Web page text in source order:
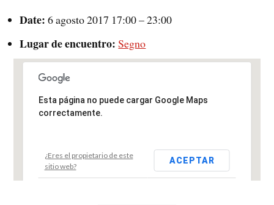
Date: 6 agosto 2017 17:00–23:00
Lugar de encuentro: Segno
Esta página no puede cargar Google Maps
correctamente.
¿Eres el propietario de este
sitio web?
ACEPTAR